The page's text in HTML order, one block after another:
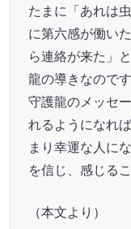
たまに「あれは
に第六感が働い
ら連絡が来た」
龍の導きなのです
守護龍のメッセ
れるようになれ
まり幸運な人に
を信じ、感じる
（本文より）